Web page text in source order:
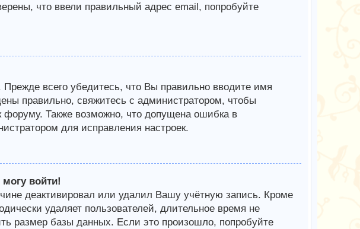
что ввели правильный адрес email, попробуйте
всего убедитесь, что Вы правильно вводите имя
правильно, свяжитесь с администратором, чтобы
форуму. Также возможно, что допущена ошибка в
для исправления настроек.
войти!
деактивировал или удалил Вашу учётную запись. Кроме
удаляет пользователей, длительное время не
размер базы данных. Если это произошло, попробуйте